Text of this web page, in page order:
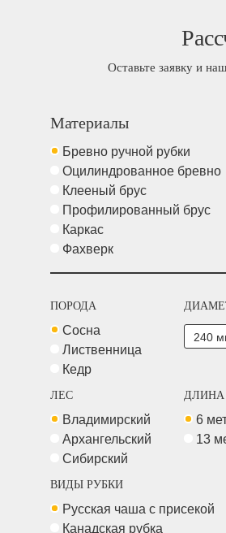
Оставьте заявку и
Материалы
Бревно ручной рубки
Оцилиндрованное бревно
Клееный брус
Профилированный брус
Каркас
Фахверк
ПОРОДА
Сосна
Лиственница
Кедр
ЛЕС
Владимирский
Архангельский
Сибирский
ДЛИНА
6
13
ВИДЫ РУБКИ
Русская чаша с присекой
Канадская рубка